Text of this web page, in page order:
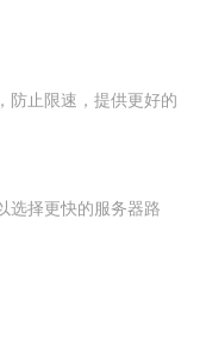
防止限速，提供更好的
选择更快的服务器路